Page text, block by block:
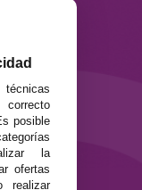
uso
posible
la
ofertas
realizar